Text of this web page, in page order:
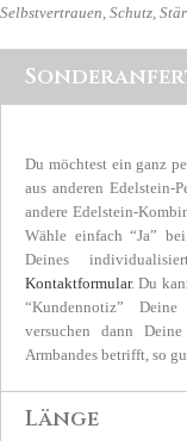
Selbstvertrauen, Schutz,
Du möchtest ein ganz
aus anderen Edelstein-
andere Edelstein-
Wähle einfach “Ja”
Deines
Kontaktformular. Du
“Kundennotiz” Deine
versuchen dann
Armbandes betrifft, so
Länge